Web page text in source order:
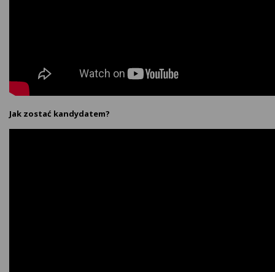
Jak zostać kandydatem?